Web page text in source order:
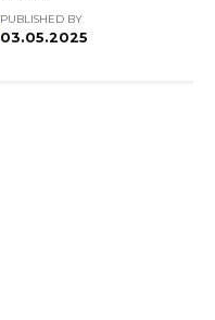
PUBLISHED BY
03.05.2025